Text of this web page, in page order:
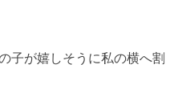
子が嬉しそうに私の横へ割